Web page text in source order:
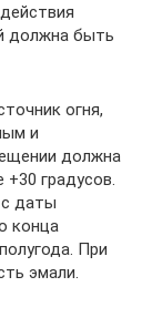
должна быть
огня,
и
должна
градусов.
с даты
конца
При
эмали.